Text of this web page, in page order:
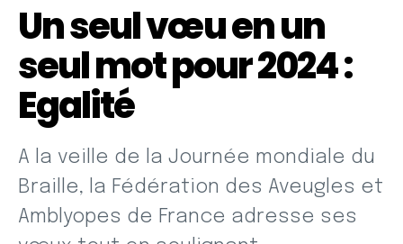
Un seul vœu en un
seul mot pour 2024 :
Egalité
A la veille de la Journée mondiale du
Braille, la Fédération des Aveugles et
Amblyopes de France adresse ses